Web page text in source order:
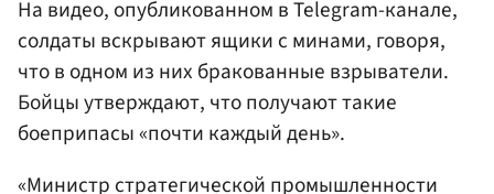
На видео, опубликованном в Telegram-канале,
солдаты вскрывают ящики с минами, говоря,
что в одном из них бракованные взрыватели.
Бойцы утверждают, что получают такие
боеприпасы «почти каждый день».
«Министр стратегической промышленности